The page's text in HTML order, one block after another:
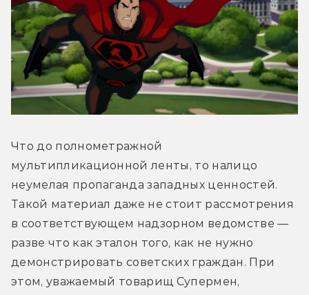
Что до полнометражной
мультипликационной ленты, то налицо
неумелая пропаганда западных ценностей.
Такой материал даже не стоит рассмотрения
в соответствующем надзорном ведомстве —
разве что как эталон того, как не нужно
демонстрировать советских граждан. При
этом, уважаемый товарищ Супермен,